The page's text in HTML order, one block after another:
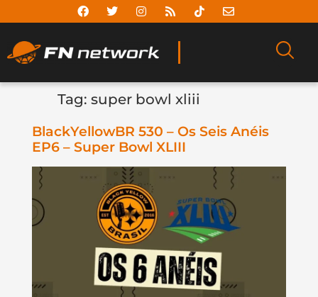
Tag: super bowl xliii
BlackYellowBR 530 – Os Seis Anéis
EP6 – Super Bowl XLIII